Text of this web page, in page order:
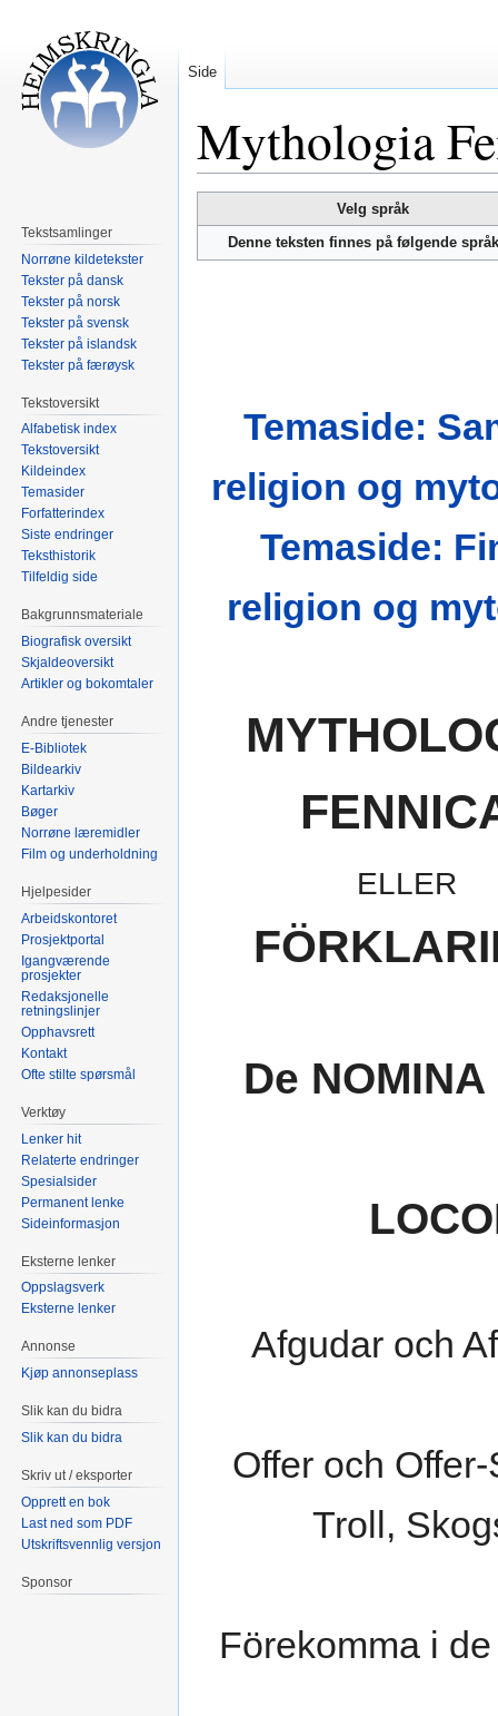
Mythologia
til
navigering
til
Velg språk
Denne teksten finnes på følgende
Temaside:
religion og
Temaside:
religion og
ELLER
De
Afgudar och
Offer och
Troll,
Förekomma i
Side
Tekstsamlinger
Norrøne kildetekster
Tekster på dansk
Tekster på norsk
Tekster på svensk
Tekster på islandsk
Tekster på færøysk
Tekstoversikt
Alfabetisk index
Tekstoversikt
Kildeindex
Temasider
Forfatterindex
Siste endringer
Teksthistorik
Tilfeldig side
Bakgrunnsmateriale
Biografisk oversikt
Skjaldeoversikt
Artikler og bokomtaler
Andre tjenester
E-Bibliotek
Bildearkiv
Kartarkiv
Bøger
Norrøne læremidler
Film og underholdning
Hjelpesider
Arbeidskontoret
Prosjektportal
Igangværende
prosjekter
Redaksjonelle
retningslinjer
Opphavsrett
Kontakt
Ofte stilte spørsmål
Verktøy
Lenker hit
Relaterte endringer
Spesialsider
Permanent lenke
Sideinformasjon
Eksterne lenker
Oppslagsverk
Eksterne lenker
Annonse
Kjøp annonseplass
Slik kan du bidra
Slik kan du bidra
Skriv ut / eksporter
Opprett en bok
Last ned som PDF
Utskriftsvennlig versjon
Sponsor